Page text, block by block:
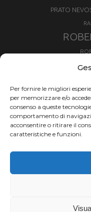
Per fornire le migliori
per memorizzare e/o
consenso a queste
comportamento di
acconsentire o ritirare il
caratteristiche e funzioni.
PRATO
ROLAND
SIMONE DEROMEDIS
THERESE
TRANSCAVALLO
VAL
Chi siamo |